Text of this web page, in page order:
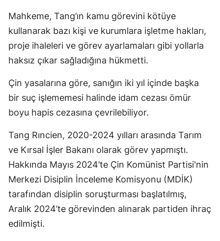
Mahkeme, Tang’ın kamu görevini kötüye
kullanarak bazı kişi ve kurumlara işletme hakları,
proje ihaleleri ve görev ayarlamaları gibi yollarla
haksız çıkar sağladığına hükmetti.
Çin yasalarına göre, sanığın iki yıl içinde başka
bir suç işlememesi halinde idam cezası ömür
boyu hapis cezasına çevrilebiliyor.
Tang Rıncien, 2020-2024 yılları arasında Tarım
ve Kırsal İşler Bakanı olarak görev yapmıştı.
Hakkında Mayıs 2024’te Çin Komünist Partisi'nin
Merkezi Disiplin İnceleme Komisyonu (MDİK)
tarafından disiplin soruşturması başlatılmış,
Aralık 2024’te görevinden alınarak partiden ihraç
edilmişti.